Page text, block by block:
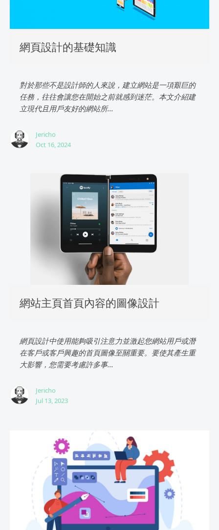
網頁設計的基礎知識
對於那些不是設計師的人來說，建立網站是一項艱巨的
任務，往往會讓您在開始之前就感到迷茫。本文介紹建
立現代且用戶友好的網站所...
Jericho
Oct 16, 2024
網站主頁首頁內容的圖像設計
網頁設計中使用能夠吸引注意力並激起您網站用戶或潛
在客戶或客戶興趣的首頁圖像至關重要。要使其產生重
大影響，您需要考慮許多事...
Jericho
Jul 13, 2023